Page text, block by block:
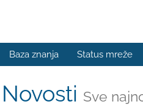
Baza znanja Status mreže
Novosti Sve